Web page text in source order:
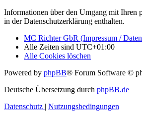
Informationen über den Umgang mit Ihren
in der Datenschutzerklärung enthalten.
MC Richter GbR (Impressum /
Alle Zeiten sind UTC+01:00
Alle Cookies löschen
Powered by phpBB® Forum Software ©
Deutsche Übersetzung durch phpBB.de
Datenschutz | Nutzungsbedingungen